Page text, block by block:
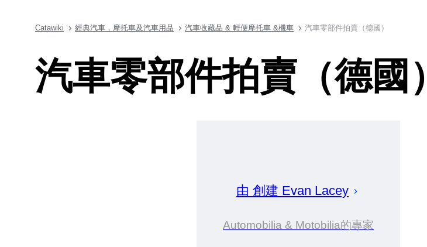
Catawiki 經典汽車，摩托車及汽車用品 汽車收藏品 & 輕便摩托車 &機車 汽車零部件拍賣（德國）
汽車零部件拍賣（德國）
由 創建 Evan Lacey
Automobilia & Motobilia的專家